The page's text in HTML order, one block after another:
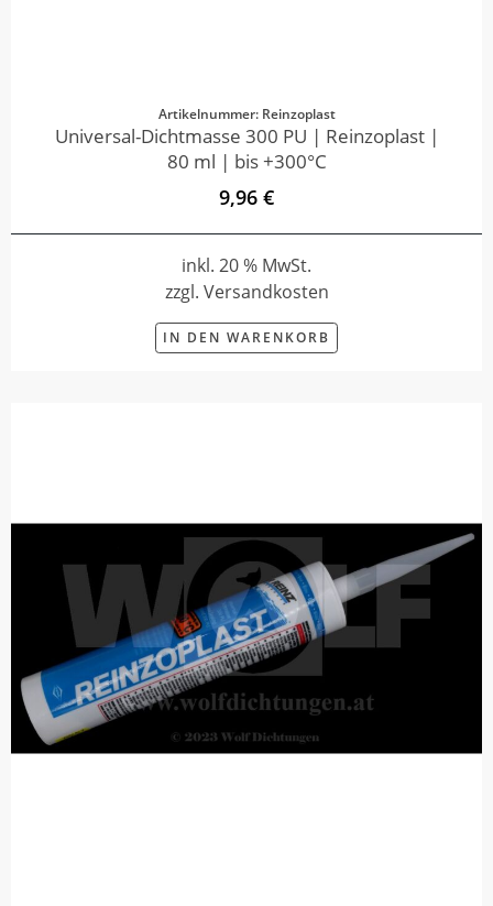
Artikelnummer: Reinzoplast
Universal-Dichtmasse 300 PU | Reinzoplast |
80 ml | bis +300°C
9,96 €
inkl. 20 % MwSt.
zzgl. Versandkosten
IN DEN WARENKORB